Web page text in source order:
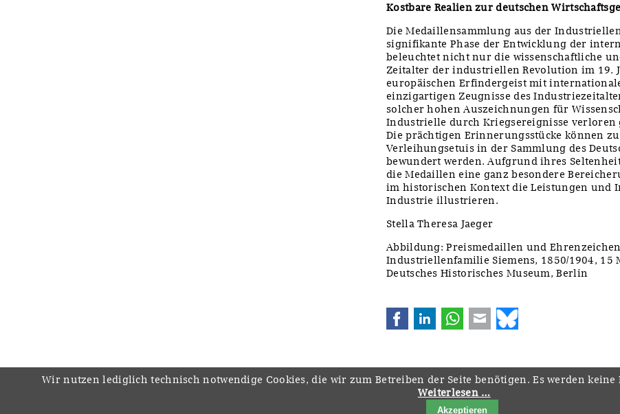
Kostbare Realien zur deutschen
Die Medaillensammlung aus der
signifikante Phase der Entwicklung der
beleuchtet nicht nur die wissenschaftliche
Zeitalter der industriellen Revolution im 19.
europäischen Erfindergeist mit
einzigartigen Zeugnisse des
solcher hohen Auszeichnungen für
Industrielle durch Kriegsereignisse verloren
Die prächtigen Erinnerungsstücke können
Verleihungsetuis in der Sammlung des
bewundert werden. Aufgrund ihres
die Medaillen eine ganz besondere
im historischen Kontext die Leistungen und
Industrie illustrieren.
Stella Theresa Jaeger
Abbildung: Preismedaillen und
Industriellenfamilie Siemens, 1850/1904, 15
Deutsches Historisches Museum, Berlin
FacebookLinkedInWhatsApp
E-mail
Navigation
Downloads Kontakt Impressum
Wir nutzen lediglich technisch notwendige Cookies, die wir zum Betreiben der Seite benötigen. Es werden
Weiterlesen …
Akzeptieren